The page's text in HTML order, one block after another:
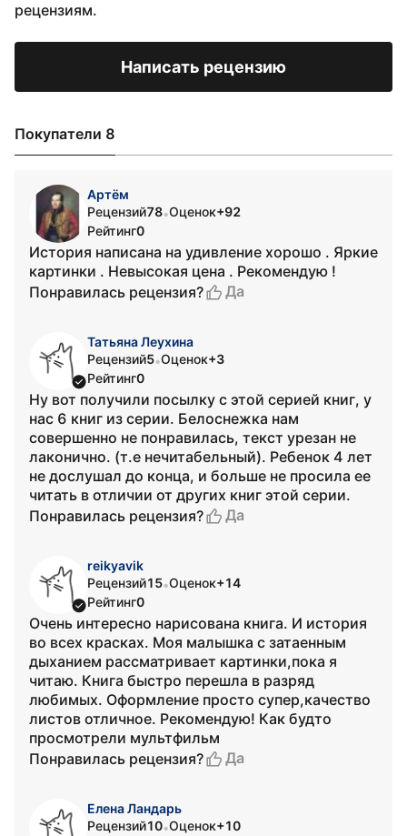
рецензиям.
Написать рецензию
Покупатели 8
Артём
Рецензий78•Оценок+92
Рейтинг0
История написана на удивление хорошо . Яркие
картинки . Невысокая цена . Рекомендую !
Понравилась рецензия?
Да
Татьяна Леухина
Рецензий5•Оценок+3
Рейтинг0
Ну вот получили посылку с этой серией книг, у
нас 6 книг из серии. Белоснежка нам
совершенно не понравилась, текст урезан не
лаконично. (т.е нечитабельный). Ребенок 4 лет
не дослушал до конца, и больше не просила ее
читать в отличии от других книг этой серии.
Понравилась рецензия?
Да
reikyavik
Рецензий15•Оценок+14
Рейтинг0
Очень интересно нарисована книга. И история
во всех красках. Моя малышка с затаенным
дыханием рассматривает картинки,пока я
читаю. Книга быстро перешла в разряд
любимых. Оформление просто супер,качество
листов отличное. Рекомендую! Как будто
просмотрели мультфильм
Понравилась рецензия?
Да
Елена Ландарь
Рецензий10•Оценок+10